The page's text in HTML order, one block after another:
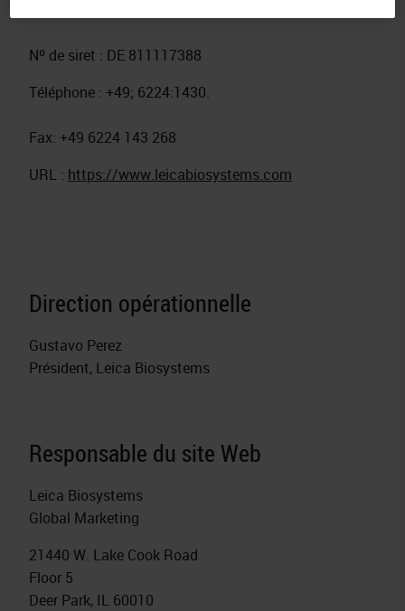
Nº de siret : DE 811117388
Téléphone : +49; 6224:1430.
Fax: +49 6224 143 268
URL : https://www.leicabiosystems.com
Direction opérationnelle
Gustavo Perez
Président, Leica Biosystems
Responsable du site Web
Leica Biosystems
Global Marketing
21440 W. Lake Cook Road
Floor 5
Deer Park, IL 60010